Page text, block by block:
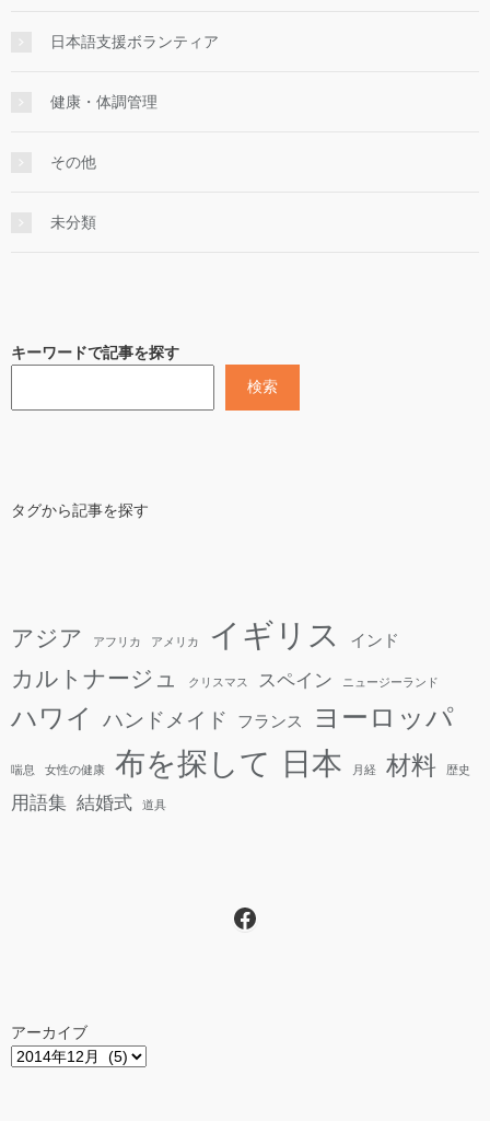
日本語支援ボランティア
健康・体調管理
その他
未分類
キーワードで記事を探す
検索
タグから記事を探す
アジア アフリカ アメリカ イギリス インド
カルトナージュ クリスマス スペイン ニュージーランド
ハワイ ハンドメイド フランス ヨーロッパ
喘息 女性の健康 布を探して 日本 月経 材料 歴史
用語集 結婚式 道具
Facebook
アーカイブ